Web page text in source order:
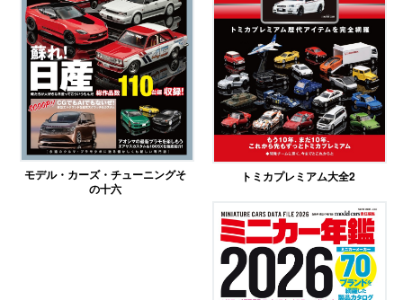
モデル・カーズ・チューニングそ
の十六
トミカプレミアム大全2